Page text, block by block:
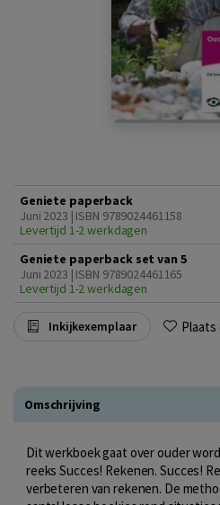
Geniete paperback
Juni 2023 | ISBN 9789024461158
Levertijd 1-2 werkdagen
Geniete paperback set van 5
Juni 2023 | ISBN 9789024461165
Levertijd 1-2 werkdagen
Inkijkexemplaar
Omschrijving
Dit werkboek gaat over ouder
reeks Succes! Rekenen. Succes!
verbeteren van rekenen. De